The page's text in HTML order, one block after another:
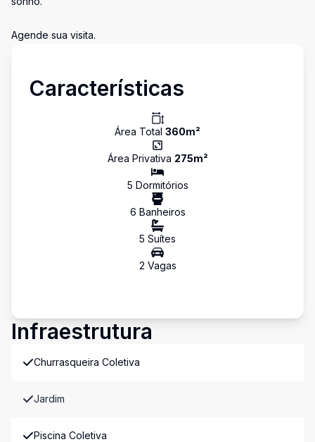
Agende sua visita.
Características
Área Total 360m²
Área Privativa 275m²
5 Dormitórios
6 Banheiros
5 Suítes
2 Vagas
Infraestrutura
Churrasqueira Coletiva
Jardim
Piscina Coletiva